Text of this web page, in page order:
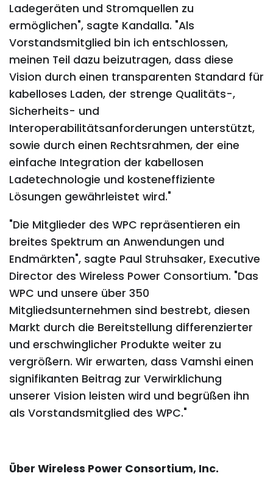
Ladegeräten und Stromquellen zu
ermöglichen", sagte Kandalla. "Als
Vorstandsmitglied bin ich entschlossen,
meinen Teil dazu beizutragen, dass diese
Vision durch einen transparenten Standard für
kabelloses Laden, der strenge Qualitäts-,
Sicherheits- und
Interoperabilitätsanforderungen unterstützt,
sowie durch einen Rechtsrahmen, der eine
einfache Integration der kabellosen
Ladetechnologie und kosteneffiziente
Lösungen gewährleistet wird."
"Die Mitglieder des WPC repräsentieren ein
breites Spektrum an Anwendungen und
Endmärkten", sagte Paul Struhsaker, Executive
Director des Wireless Power Consortium. "Das
WPC und unsere über 350
Mitgliedsunternehmen sind bestrebt, diesen
Markt durch die Bereitstellung differenzierter
und erschwinglicher Produkte weiter zu
vergrößern. Wir erwarten, dass Vamshi einen
signifikanten Beitrag zur Verwirklichung
unserer Vision leisten wird und begrüßen ihn
als Vorstandsmitglied des WPC."
Über Wireless Power Consortium, Inc.